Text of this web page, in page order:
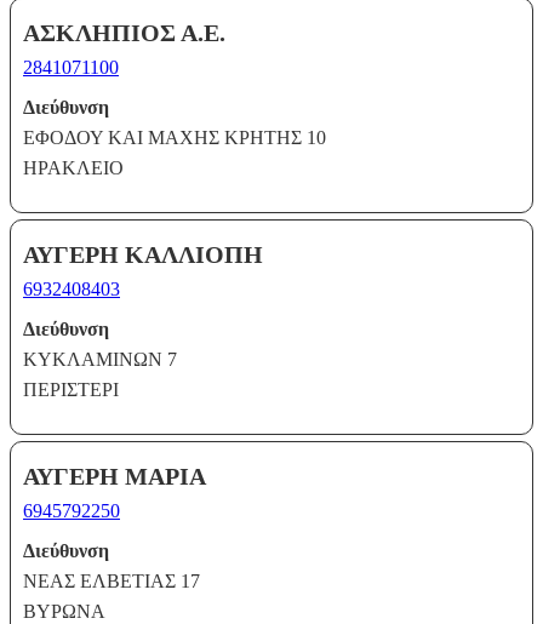
ΑΣΚΛΗΠΙΟΣ Α.Ε.
2841071100
Διεύθυνση
ΕΦΟΔΟΥ ΚΑΙ ΜΑΧΗΣ ΚΡΗΤΗΣ 10
ΗΡΑΚΛΕΙΟ
ΑΥΓΕΡΗ ΚΑΛΛΙΟΠΗ
6932408403
Διεύθυνση
ΚΥΚΛΑΜΙΝΩΝ 7
ΠΕΡΙΣΤΕΡΙ
ΑΥΓΕΡΗ ΜΑΡΙΑ
6945792250
Διεύθυνση
ΝΕΑΣ ΕΛΒΕΤΙΑΣ 17
ΒΥΡΩΝΑ